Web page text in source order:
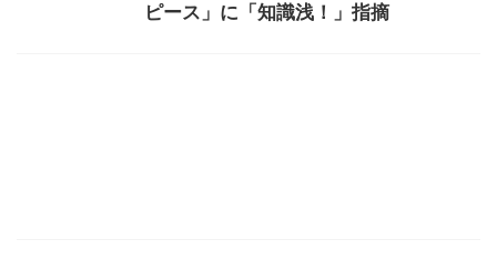
ピース」に「知識浅！」指摘